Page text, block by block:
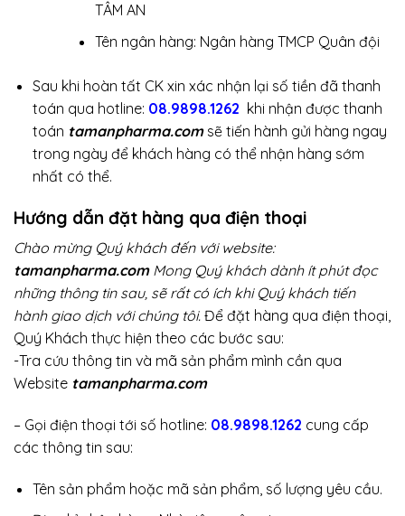
TÂM AN
Tên ngân hàng: Ngân hàng TMCP Quân đội
Sau khi hoàn tất CK xin xác nhận lại số tiền đã thanh
toán qua hotline: 08.9898.1262 khi nhận được thanh
toán tamanpharma.com sẽ tiến hành gửi hàng ngay
trong ngày để khách hàng có thể nhận hàng sớm
nhất có thể.
Hướng dẫn đặt hàng qua điện thoại
Chào mừng Quý khách đến với website:
tamanpharma.com Mong Quý khách dành ít phút đọc
những thông tin sau, sẽ rất có ích khi Quý khách tiến
hành giao dịch với chúng tôi. Để đặt hàng qua điện thoại,
Quý Khách thực hiện theo các bước sau:
-Tra cứu thông tin và mã sản phẩm mình cần qua
Website tamanpharma.com
– Gọi điện thoại tới số hotline: 08.9898.1262 cung cấp
các thông tin sau:
Tên sản phẩm hoặc mã sản phẩm, số lượng yêu cầu.